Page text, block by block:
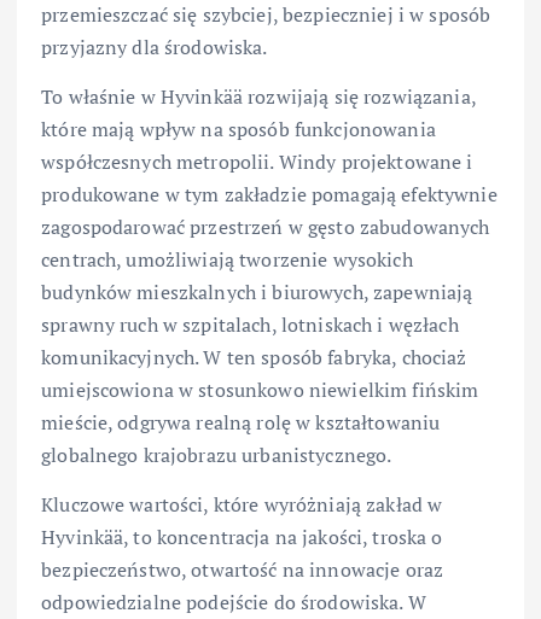
przemieszczać się szybciej, bezpieczniej i w sposób
przyjazny dla środowiska.
To właśnie w Hyvinkää rozwijają się rozwiązania,
które mają wpływ na sposób funkcjonowania
współczesnych metropolii. Windy projektowane i
produkowane w tym zakładzie pomagają efektywnie
zagospodarować przestrzeń w gęsto zabudowanych
centrach, umożliwiają tworzenie wysokich
budynków mieszkalnych i biurowych, zapewniają
sprawny ruch w szpitalach, lotniskach i węzłach
komunikacyjnych. W ten sposób fabryka, chociaż
umiejscowiona w stosunkowo niewielkim fińskim
mieście, odgrywa realną rolę w kształtowaniu
globalnego krajobrazu urbanistycznego.
Kluczowe wartości, które wyróżniają zakład w
Hyvinkää, to koncentracja na jakości, troska o
bezpieczeństwo, otwartość na innowacje oraz
odpowiedzialne podejście do środowiska. W